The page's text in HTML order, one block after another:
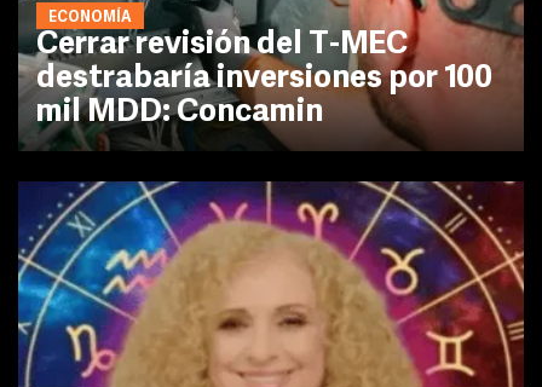
ECONOMÍA
Cerrar revisión del T-MEC
destrabaría inversiones por 100
mil MDD: Concamin